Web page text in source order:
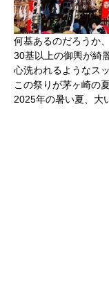
何基あるのだろうか、
30基以上の御輿が綺
心洗われるようなス
この祭りが茅ヶ崎の
2025年の暑い夏、大